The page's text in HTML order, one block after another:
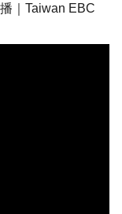
｜Taiwan EBC